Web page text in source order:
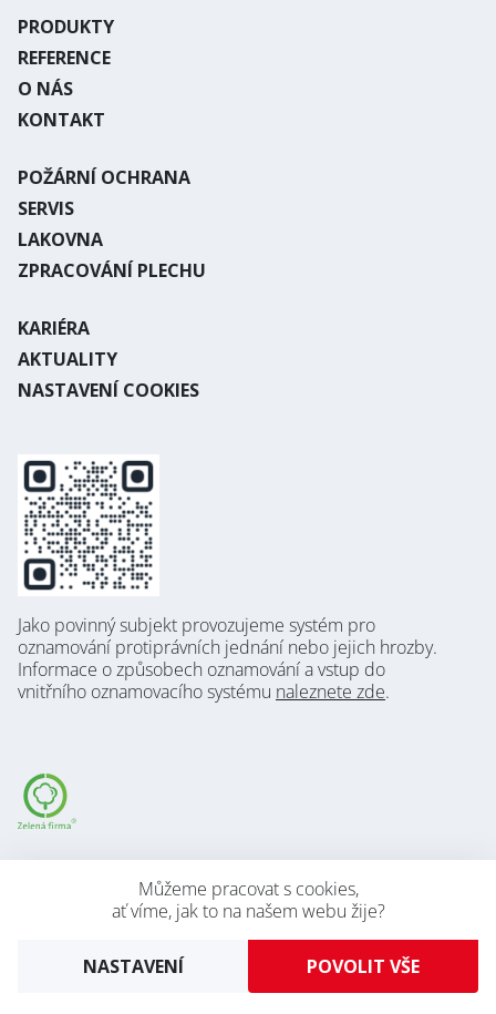
Můžeme pracovat s cookies,
ať víme, jak to na našem webu žije?
NASTAVENÍ
PRODUKTY
REFERENCE
O NÁS
KONTAKT
POŽÁRNÍ OCHRANA
SERVIS
LAKOVNA
ZPRACOVÁNÍ PLECHU
KARIÉRA
AKTUALITY
NASTAVENÍ COOKIES
Jako povinný subjekt provozujeme systém pro
oznamování protiprávních jednání nebo jejich hrozby.
Informace o způsobech oznamování a vstup do
vnitřního oznamovacího systému naleznete zde.
Verze pro desktop (Zobrazení jako na PC)
Developed byUVM